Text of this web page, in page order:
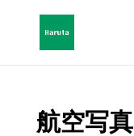
航空写真